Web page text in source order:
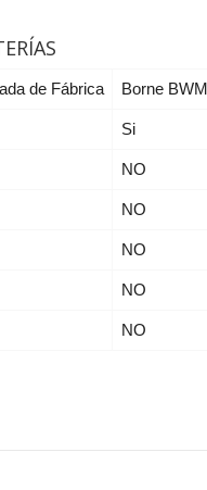
de Fábrica Borne BWM
Si
NO
NO
NO
NO
NO